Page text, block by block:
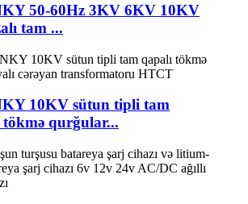
50-60Hz 3KV 6KV 10KV
tam ...
10KV sütun tipli tam
tökmə qurğular...